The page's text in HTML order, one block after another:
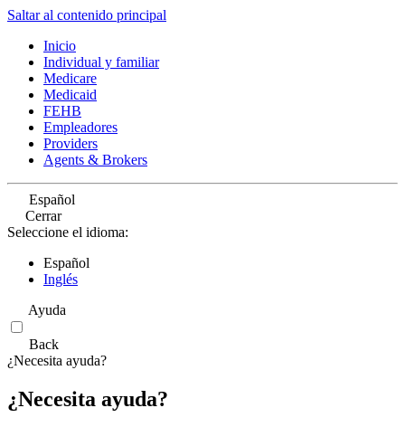
Saltar al contenido principal
Inicio
Individual y familiar
Medicare
Medicaid
FEHB
Empleadores
Providers
Agents & Brokers
Español
Cerrar
Seleccione el idioma:
Español
Inglés
Ayuda
Back
¿Necesita ayuda?
¿Necesita ayuda?